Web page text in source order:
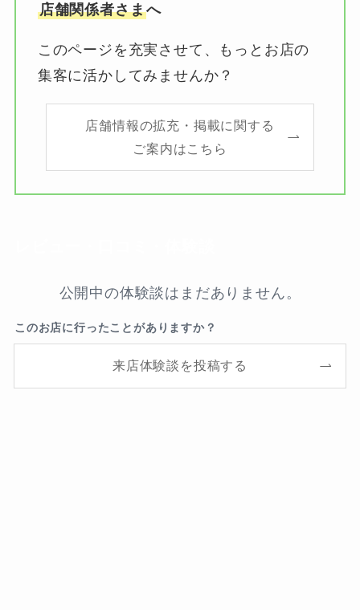
店舗関係者さまへ
このページを充実させて、もっとお店の
集客に活かしてみませんか？
店舗情報の拡充・掲載に関する
ご案内はこちら
公開中の体験談はまだありません。
このお店に行ったことがありますか？
来店体験談を投稿する